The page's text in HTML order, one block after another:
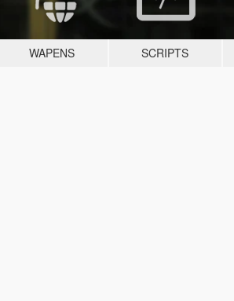
WAPENS SCRIPTS